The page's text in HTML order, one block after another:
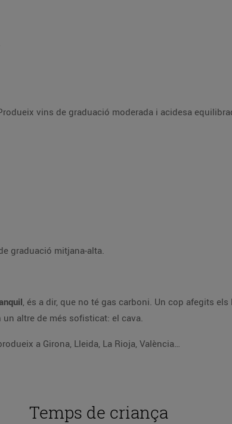
vins de graduació moderada i acidesa
graduació mitjana-alta.
, és a dir, que no té gas carboni. Un cop afegits
altre de més sofisticat: el cava.
a Girona, Lleida, La Rioja, València…
Temps de criança